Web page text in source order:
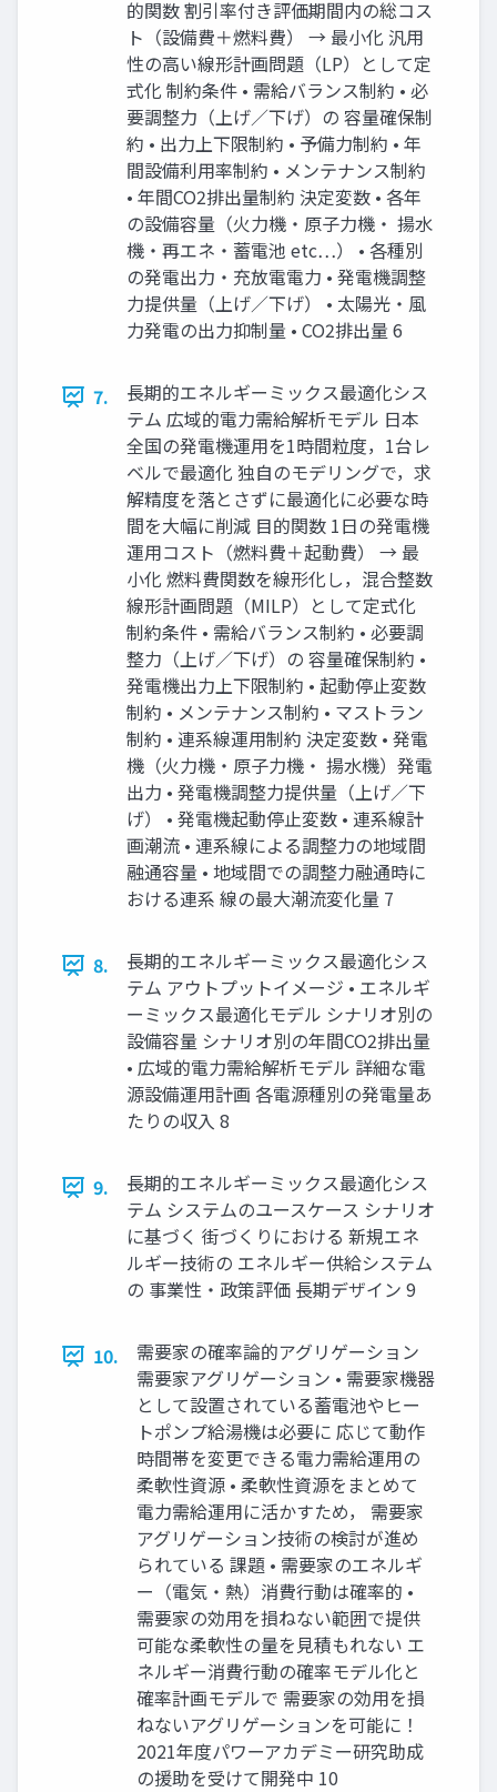
的関数 割引率付き評価期間内の総コス
ト（設備費＋燃料費） → 最小化 汎用
性の高い線形計画問題（LP）として定
式化 制約条件 • 需給バランス制約 • 必
要調整力（上げ／下げ）の 容量確保制
約 • 出力上下限制約 • 予備力制約 • 年
間設備利用率制約 • メンテナンス制約
• 年間CO2排出量制約 決定変数 • 各年
の設備容量（火力機・原子力機・ 揚水
機・再エネ・蓄電池 etc…） • 各種別
の発電出力・充放電電力 • 発電機調整
力提供量（上げ／下げ） • 太陽光・風
力発電の出力抑制量 • CO2排出量 6
7.
長期的エネルギーミックス最適化シス
テム 広域的電力需給解析モデル 日本
全国の発電機運用を1時間粒度，1台レ
ベルで最適化 独自のモデリングで，求
解精度を落とさずに最適化に必要な時
間を大幅に削減 目的関数 1日の発電機
運用コスト（燃料費＋起動費） → 最
小化 燃料費関数を線形化し，混合整数
線形計画問題（MILP）として定式化
制約条件 • 需給バランス制約 • 必要調
整力（上げ／下げ）の 容量確保制約 •
発電機出力上下限制約 • 起動停止変数
制約 • メンテナンス制約 • マストラン
制約 • 連系線運用制約 決定変数 • 発電
機（火力機・原子力機・ 揚水機）発電
出力 • 発電機調整力提供量（上げ／下
げ） • 発電機起動停止変数 • 連系線計
画潮流 • 連系線による調整力の地域間
融通容量 • 地域間での調整力融通時に
おける連系 線の最大潮流変化量 7
8.
長期的エネルギーミックス最適化シス
テム アウトプットイメージ • エネルギ
ーミックス最適化モデル シナリオ別の
設備容量 シナリオ別の年間CO2排出量
• 広域的電力需給解析モデル 詳細な電
源設備運用計画 各電源種別の発電量あ
たりの収入 8
9.
長期的エネルギーミックス最適化シス
テム システムのユースケース シナリオ
に基づく 街づくりにおける 新規エネ
ルギー技術の エネルギー供給システム
の 事業性・政策評価 長期デザイン 9
10.
需要家の確率論的アグリゲーション
需要家アグリゲーション • 需要家機器
として設置されている蓄電池やヒー
トポンプ給湯機は必要に 応じて動作
時間帯を変更できる電力需給運用の
柔軟性資源 • 柔軟性資源をまとめて
電力需給運用に活かすため， 需要家
アグリゲーション技術の検討が進め
られている 課題 • 需要家のエネルギ
ー（電気・熱）消費行動は確率的 •
需要家の効用を損ねない範囲で提供
可能な柔軟性の量を見積もれない エ
ネルギー消費行動の確率モデル化と
確率計画モデルで 需要家の効用を損
ねないアグリゲーションを可能に！
2021年度パワーアカデミー研究助成
の援助を受けて開発中 10